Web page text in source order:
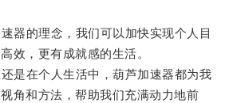
的理念，我们可以加快实现个人目
效，更有成就感的生活。
在个人生活中，葫芦加速器都为我
角和方法，帮助我们充满动力地前